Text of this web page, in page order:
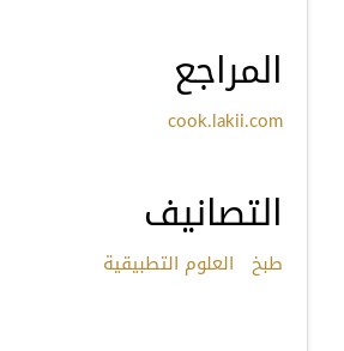
المراجع
cook.lakii.com
التصانيف
طبخ العلوم التطبيقية